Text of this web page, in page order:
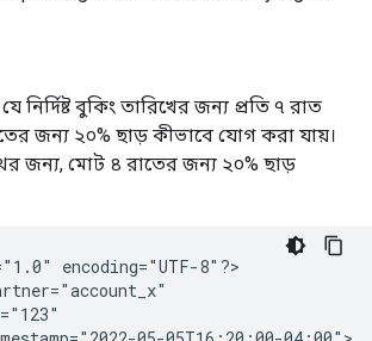
নির্দিষ্ট বুকিং তারিখের জন্য প্রতি ৭ রাত
জন্য ২০% ছাড় কীভাবে যোগ করা যায়।
জন্য, মোট ৪ রাতের জন্য ২০% ছাড়
encoding="UTF-8"?>